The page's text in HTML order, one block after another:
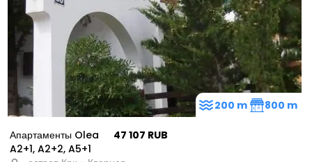
Апартаменты Olea
A2+1, A2+2, A5+1
47 107 RUB
200 m 800 m